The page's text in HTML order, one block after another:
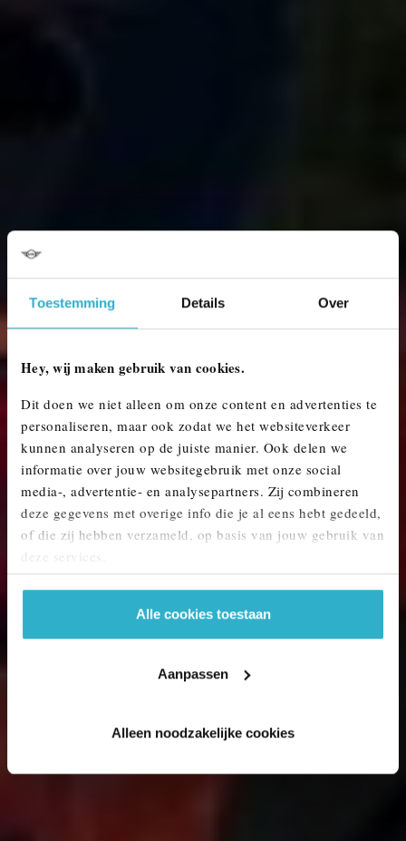
Toestemming Details Over
Hey, wij maken gebruik van cookies.
Dit doen we niet alleen om onze content en advertenties te
personaliseren, maar ook zodat we het websiteverkeer
kunnen analyseren op de juiste manier. Ook delen we
informatie over jouw websitegebruik met onze social
media-, advertentie- en analysepartners. Zij combineren
deze gegevens met overige info die je al eens hebt gedeeld,
of die zij hebben verzameld, op basis van jouw gebruik van
deze services.
Alle cookies toestaan
Aanpassen
Alleen noodzakelijke cookies
MINI KOPEN? ONTDEK ONS AANBOD.